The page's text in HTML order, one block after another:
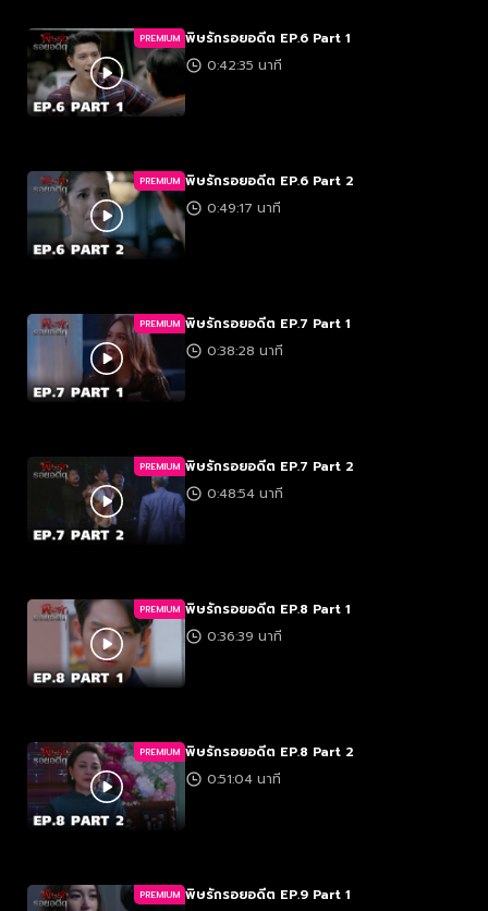
PREMIUM พิษรักรอยอดีต EP.6 Part 1
0:42:35 นาที
PREMIUM พิษรักรอยอดีต EP.6 Part 2
0:49:17 นาที
PREMIUM พิษรักรอยอดีต EP.7 Part 1
0:38:28 นาที
PREMIUM พิษรักรอยอดีต EP.7 Part 2
0:48:54 นาที
PREMIUM พิษรักรอยอดีต EP.8 Part 1
0:36:39 นาที
PREMIUM พิษรักรอยอดีต EP.8 Part 2
0:51:04 นาที
PREMIUM พิษรักรอยอดีต EP.9 Part 1